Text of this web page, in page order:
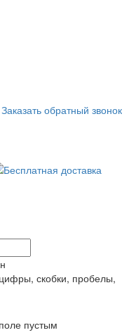
Заказать обратный звонок
скобки, пробелы,
пустым